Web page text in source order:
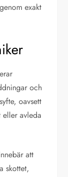
exakt
och
oavsett
avleda
att
skottet,